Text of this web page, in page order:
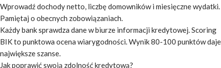
Wprowadź dochody netto, liczbę domowników i miesięczne wydatki.
Pamiętaj o obecnych zobowiązaniach.
Każdy bank sprawdza dane w biurze informacji kredytowej. Scoring
BIK to punktowa ocena wiarygodności. Wynik 80-100 punktów daje
największe szanse.
Jak poprawić swoją zdolność kredytową?